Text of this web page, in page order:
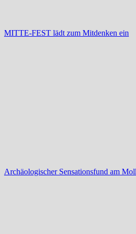
MITTE-FEST lädt zum Mitdenken ein
Archäologischer Sensationsfund am